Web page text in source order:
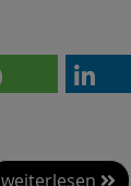
weiterlesen